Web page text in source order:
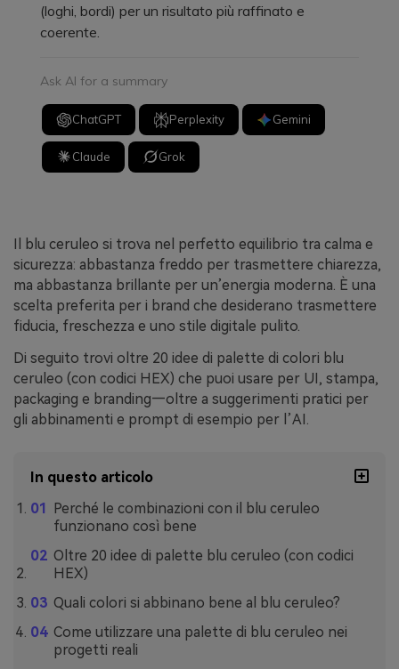
(loghi, bordi) per un risultato più raffinato e
coerente.
Ask AI for a summary
ChatGPT Perplexity Gemini
Claude Grok
Il blu ceruleo si trova nel perfetto equilibrio tra calma e
sicurezza: abbastanza freddo per trasmettere chiarezza,
ma abbastanza brillante per un’energia moderna. È una
scelta preferita per i brand che desiderano trasmettere
fiducia, freschezza e uno stile digitale pulito.
Di seguito trovi oltre 20 idee di palette di colori blu
ceruleo (con codici HEX) che puoi usare per UI, stampa,
packaging e branding—oltre a suggerimenti pratici per
gli abbinamenti e prompt di esempio per l’AI.
In questo articolo
Perché le combinazioni con il blu ceruleo
funzionano così bene
Oltre 20 idee di palette blu ceruleo (con codici
HEX)
Quali colori si abbinano bene al blu ceruleo?
Come utilizzare una palette di blu ceruleo nei
progetti reali